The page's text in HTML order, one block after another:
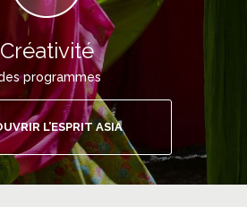
Créativité
programmes
L’ESPRIT ASIA